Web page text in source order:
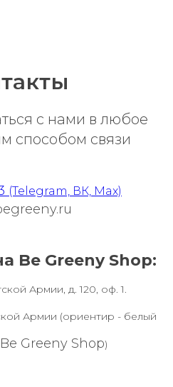
с нами в любое
способом связи
(Telegram, ВК, Max)
Be Greeny Shop:
Армии, д. 120, оф. 1.
Армии (ориентир - белый
Be Greeny Shop)